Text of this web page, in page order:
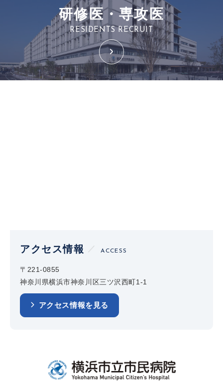
研修医・専攻医
RESIDENTS RECRUIT
アクセス情報 ACCESS
〒221-0855
神奈川県横浜市神奈川区三ツ沢西町1-1
アクセス情報を見る